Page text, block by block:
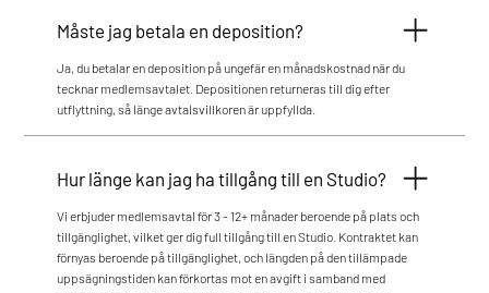
Måste jag betala en deposition?
Ja, du betalar en deposition på ungefär en månadskostnad när du
tecknar medlemsavtalet. Depositionen returneras till dig efter
utflyttning, så länge avtalsvillkoren är uppfyllda.
Hur länge kan jag ha tillgång till en Studio?
Vi erbjuder medlemsavtal för 3 - 12+ månader beroende på plats och
tillgänglighet, vilket ger dig full tillgång till en Studio. Kontraktet kan
förnyas beroende på tillgänglighet, och längden på den tillämpade
uppsägningstiden kan förkortas mot en avgift i samband med